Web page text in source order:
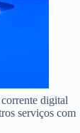
digital
serviços com